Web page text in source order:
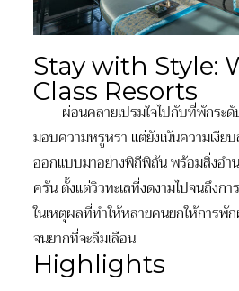
Stay with Style:
Class Resorts
ผ่อนคลายเปรมใจไปกับที่พักระดับ
มอบความหรูหรา แต่ยังเน้นความเงีย
ออกแบบมาอย่างพิถีพิถัน พร้อมสิ่งอำ
ครัน ตั้งแต่วิวทะเลที่งดงามไปจนถึงก
ในเหตุผลที่ทำให้หลายคนยกให้การพั
จนยากที่จะลืมเลือน
Highlights